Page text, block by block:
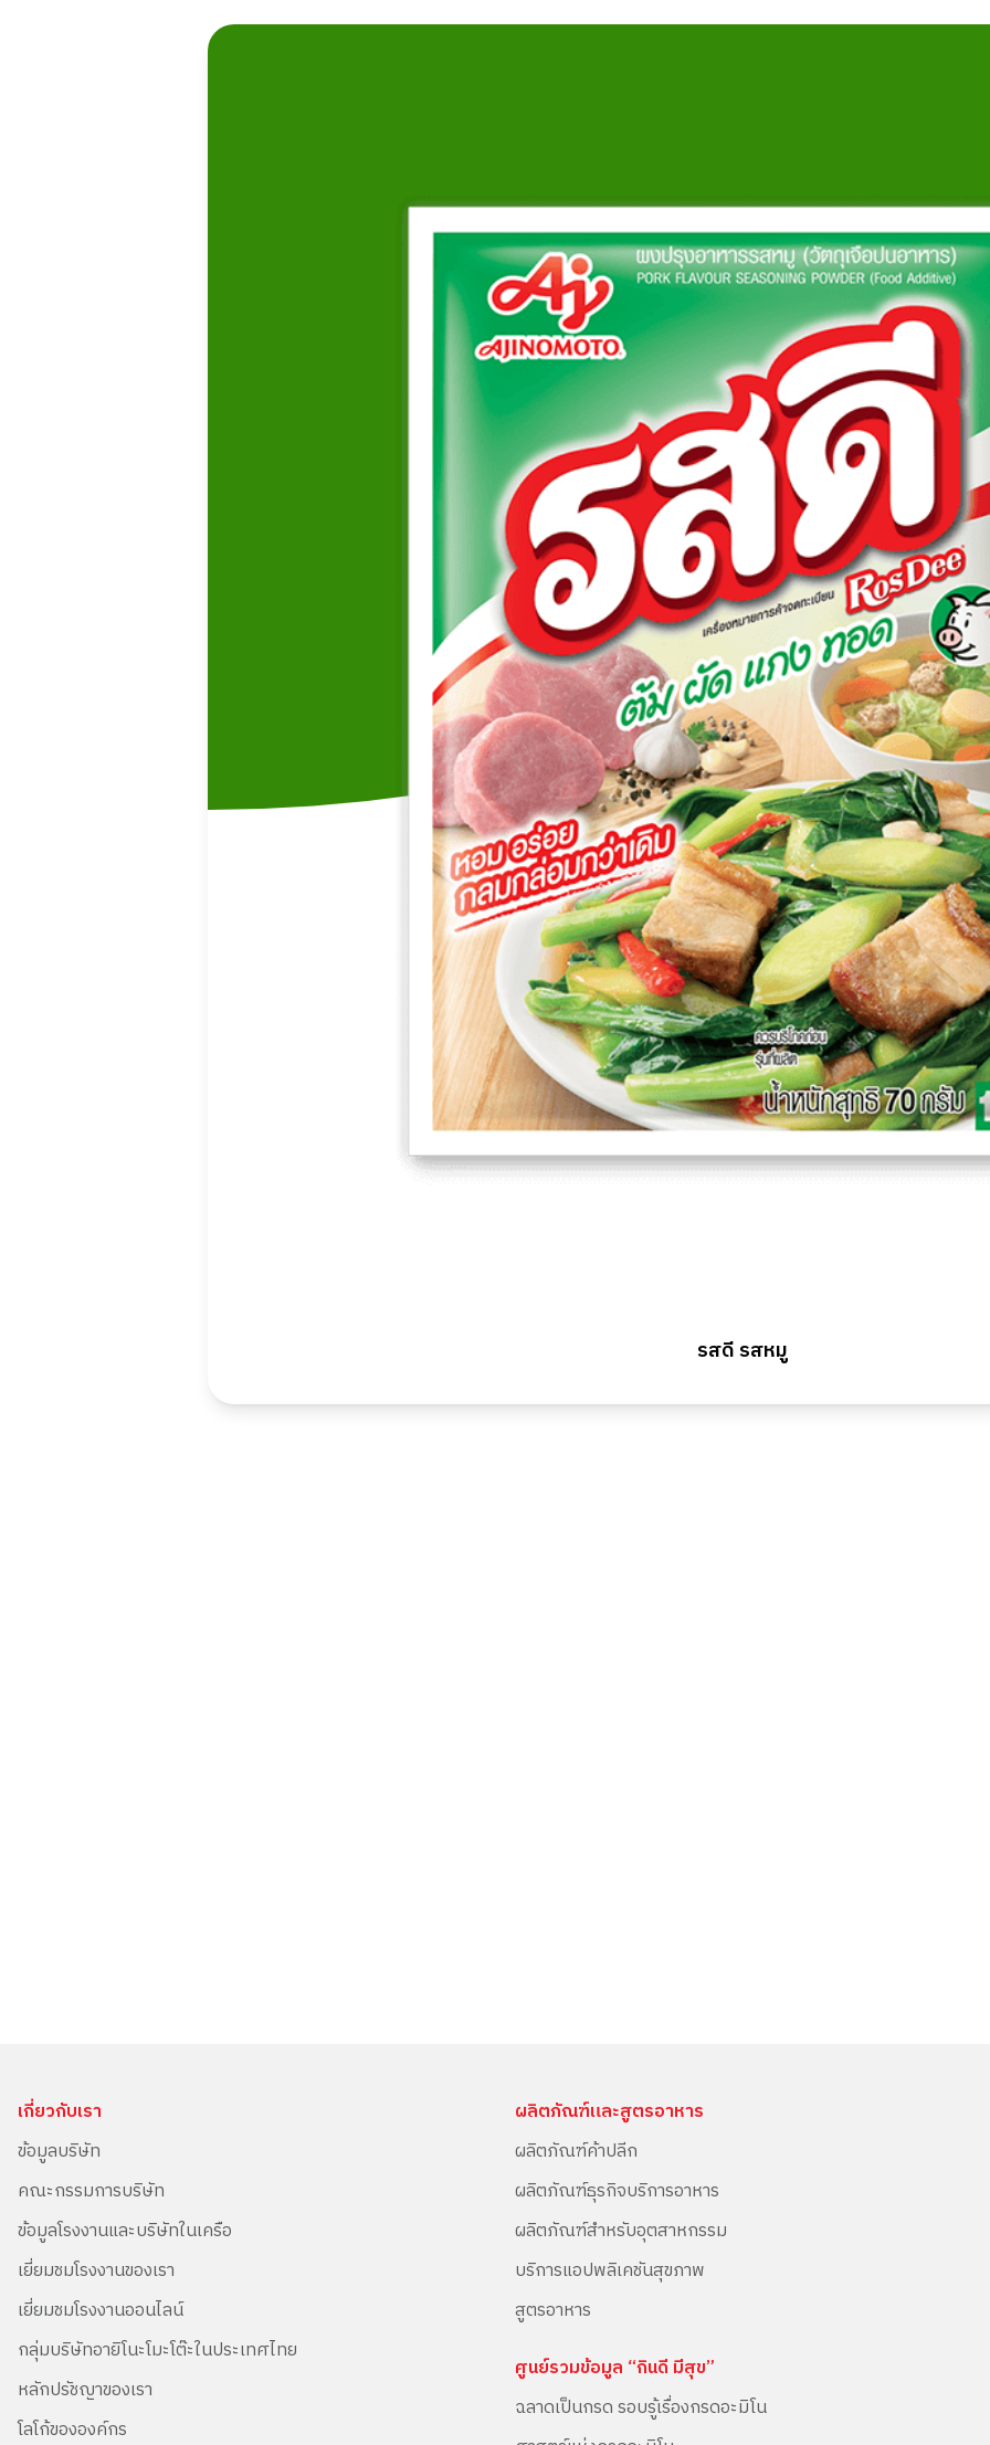
รสดี รสหมู
เกี่ยวกับเรา
ข้อมูลบริษัท
คณะกรรมการบริษัท
ข้อมูลโรงงานและบริษัทในเครือ
เยี่ยมชมโรงงานของเรา
เยี่ยมชมโรงงานออนไลน์
กลุ่มบริษัทอายิโนะโมะโต๊ะในประเทศไทย
หลักปรัชญาของเรา
โลโก้ขององค์กร
ผลิตภัณฑ์และสูตรอาหาร
ผลิตภัณฑ์ค้าปลีก
ผลิตภัณฑ์ธุรกิจบริการอาหาร
ผลิตภัณฑ์สำหรับอุตสาหกรรม
บริการแอปพลิเคชันสุขภาพ
สูตรอาหาร
ศูนย์รวมข้อมูล “กินดี มีสุข”
ฉลาดเป็นกรด รอบรู้เรื่องกรดอะมิโน